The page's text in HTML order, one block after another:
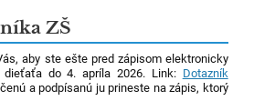
ZŠ
aby ste ešte pred zápisom elektronicky
dieťaťa do 4. apríla 2026. Link: Dotazník
a podpísanú ju prineste na zápis, ktorý